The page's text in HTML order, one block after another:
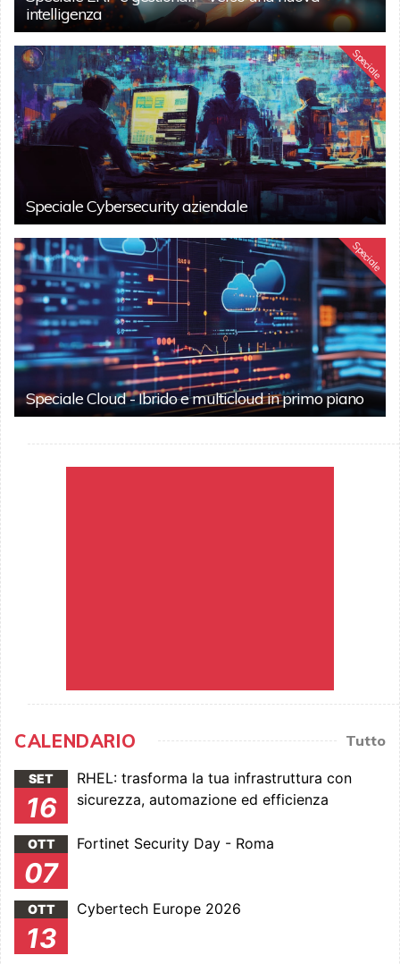
intelligenza
Speciale
Speciale Cybersecurity aziendale
Speciale
Speciale Cloud - Ibrido e multicloud in primo piano
CALENDARIO Tutto
SET
16
RHEL: trasforma la tua infrastruttura con
sicurezza, automazione ed efficienza
OTT
07
Fortinet Security Day - Roma
OTT
13
Cybertech Europe 2026